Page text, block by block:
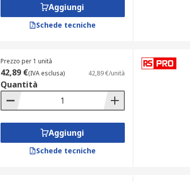
Aggiungi
Schede tecniche
Prezzo per 1 unità
42,89 €(IVA esclusa) 42,89 €/unità
Quantità
Aggiungi
Schede tecniche